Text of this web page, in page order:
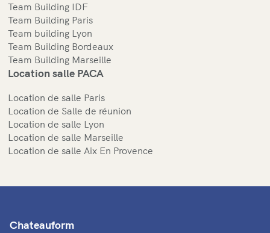
Team Building IDF
Team Building Paris
Team building Lyon
Team Building Bordeaux
Team Building Marseille
Location salle PACA
Location de salle Paris
Location de Salle de réunion
Location de salle Lyon
Location de salle Marseille
Location de salle Aix En Provence
Chateauform